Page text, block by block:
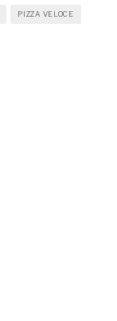
PIZZA VELOCE